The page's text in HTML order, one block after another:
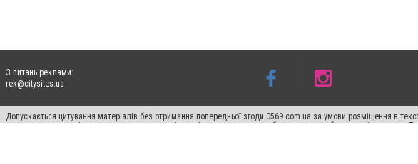
З питань реклами:
rek@citysites.ua
Допускається цитування матеріалів без отримання попередньої згоди 0569.com.ua за умови розміщення в
пошукових систем гіперпосилання на цитовані статті не нижче другого абзацу в тексті або в якості джерела.